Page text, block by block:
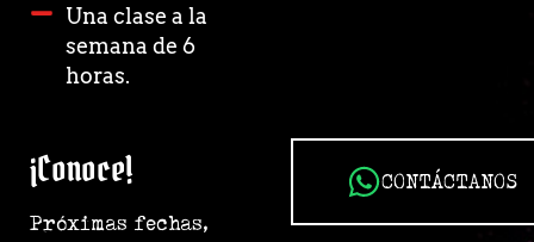
Una clase a la
semana de 6
horas.
¡Conoce!
Próximas fechas,
CONTÁCTANOS